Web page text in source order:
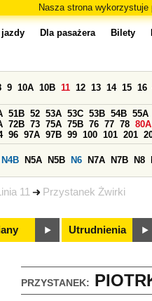
Nasza strona
Linia 11 Przystanek Żwirki
jazdy Dla pasażera Bilety
9 10A 10B 11 12 13 14 15 16
51B 52 53A 53C 53B 54B 55A
72B 73 75A 75B 76 77 78 80A
96 97A 97B 99 100 101 201
N4B N5A N5B N6 N7A N7B N8
Utrudnienia
PRZYSTANEK: